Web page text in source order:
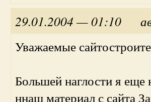
29.01.2004 — 01:10
Уважаемые
Большей наглости я еще
ннаш материал с сайта